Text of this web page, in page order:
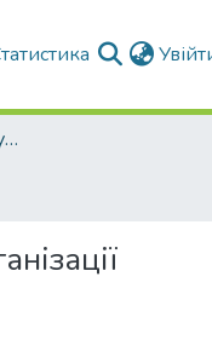
Конференції, збірки, публікації молодих вчених і здобувачів : магістрів, бакалаврів, аспірантів.